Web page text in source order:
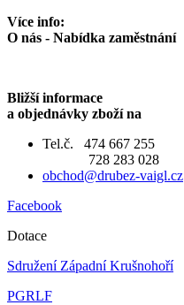
Více info:
O nás - Nabídka zaměstnání
Bližší informace
a objednávky zboží na
Tel.č. 474 667 255
728 283 028
obchod@drubez-vaigl.cz
Facebook
Dotace
Sdružení Západní Krušnohoří
PGRLF